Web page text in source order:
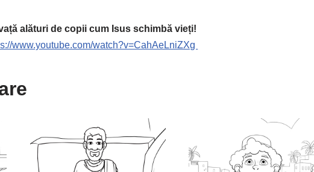
alături de copii cum Isus schimbă vieți!
www.youtube.com/watch?v=CahAeLniZXg